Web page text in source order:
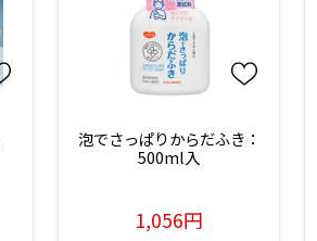
泡でさっぱりからだふき：
500ml入
1,056円